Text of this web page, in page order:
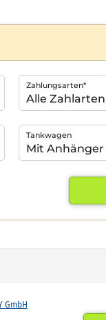
Zahlungsarten*
Tankwagen
GmbH